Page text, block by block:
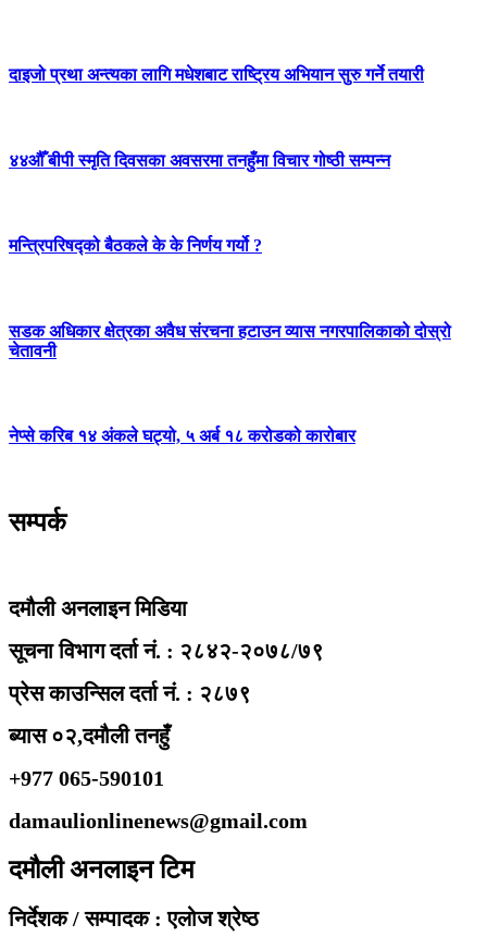
दाइजो प्रथा अन्त्यका लागि मधेशबाट राष्ट्रिय अभियान सुरु गर्ने तयारी
४४औँ बीपी स्मृति दिवसका अवसरमा तनहुँमा विचार गोष्ठी सम्पन्न
मन्त्रिपरिषद्को बैठकले के के निर्णय गर्यो ?
सडक अधिकार क्षेत्रका अवैध संरचना हटाउन व्यास नगरपालिकाको दोस्रो
चेतावनी
नेप्से करिब १४ अंकले घट्यो, ५ अर्ब १८ करोडको कारोबार
सम्पर्क
दमौली अनलाइन मिडिया
सूचना विभाग दर्ता नं. : २८४२-२०७८/७९
प्रेस काउन्सिल दर्ता नं. : २८७९
ब्यास ०२,दमौली तनहुँ
+977 065-590101
damaulionlinenews@gmail.com
दमौली अनलाइन टिम
निर्देशक / सम्पादक : एलोज श्रेष्ठ